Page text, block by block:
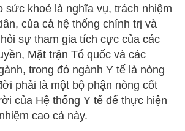
sức khoẻ là nghĩa vụ, trách nhiệm
của cả hệ thống chính trị và
sự tham gia tích cực của các
Mặt trận Tổ quốc và các
trong đó ngành Y tế là nòng
phải là một bộ phận nòng cốt
của Hệ thống Y tế để thực hiện
cao cả này.